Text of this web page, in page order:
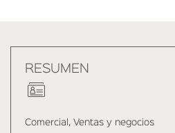
RESUMEN
Comercial, Ventas y negocios